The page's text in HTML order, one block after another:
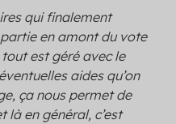
qui finalement
en amont du vote
est géré avec le
aides qu’on
ça nous permet de
là en général, c’est